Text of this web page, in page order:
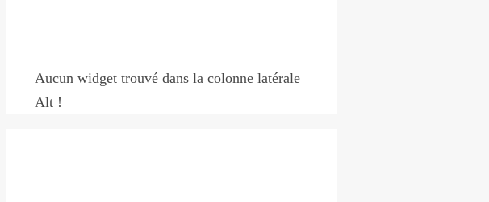
Aucun widget trouvé dans la colonne latérale
Alt !